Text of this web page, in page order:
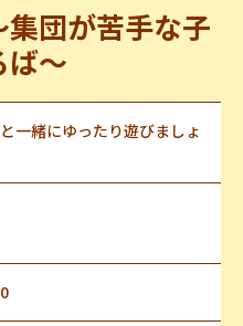
団が苦手な子
ば～
一緒にゆったり遊びましょ